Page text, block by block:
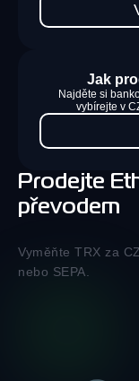
Prodejte
převodem
Vyměňte TRX za
nebo SEPA.
Jak
Najděte si
vybírejte v